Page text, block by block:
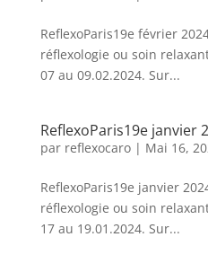
ReflexoParis19e février
réflexologie ou soin
07 au 09.02.2024. Sur...
ReflexoParis19e janvier
par reflexocaro| Mai 16,
ReflexoParis19e janvier
réflexologie ou soin
17 au 19.01.2024. Sur...